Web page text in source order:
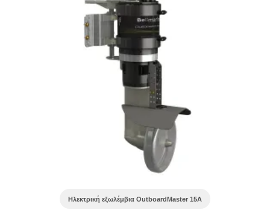
Ηλεκτρική εξωλέμβια OutboardMaster 15A